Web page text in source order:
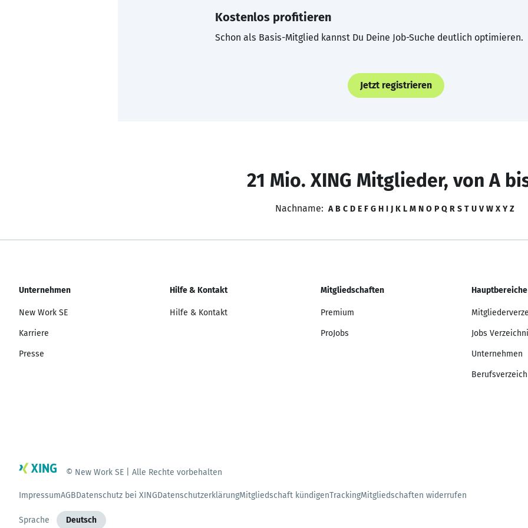
Kostenlos profitieren
Schon als Basis-Mitglied kannst Du Deine Job-Suche deutlich optimieren.
Jetzt registrieren
21 Mio. XING Mitglieder, von A
Nachname: A B C D E F G H I J K L M N O P Q R S T U V W X Y Z
Unternehmen
New Work SE
Karriere
Presse
Hilfe & Kontakt
Hilfe & Kontakt
Mitgliedschaften
Premium
ProJobs
Hauptbereiche
Jobs
Unternehmen
© New Work SE | Alle Rechte vorbehalten
ImpressumAGBDatenschutz bei XINGDatenschutzerklärungMitgliedschaft kündigenTrackingMitgliedschaften widerrufen
Sprache Deutsch